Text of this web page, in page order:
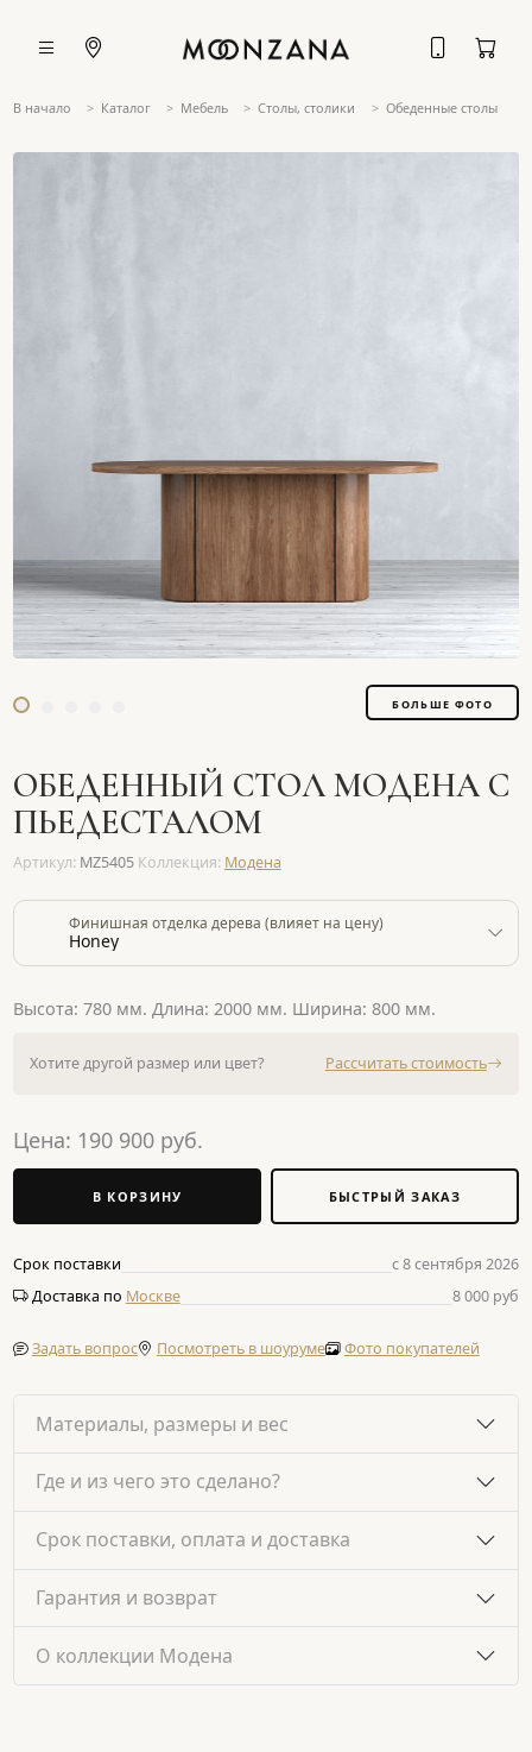
В начало Каталог Мебель Столы, столики Обеденные столы
БОЛЬШЕ ФОТО
ОБЕДЕННЫЙ СТОЛ МОДЕНА С
ПЬЕДЕСТАЛОМ
Артикул: MZ5405 Коллекция: Модена
Финишная отделка дерева (влияет на цену)
Honey
Высота: 780 мм. Длина: 2000 мм. Ширина: 800 мм.
Хотите другой размер или цвет? Рассчитать стоимость
Цена: 190 900руб.
В КОРЗИНУ БЫСТРЫЙ ЗАКАЗ
Срок поставки
с 8 сентября 2026
Доставка по Москве 8 000 руб
Задать вопрос Посмотреть в шоуруме Фото покупателей
Материалы, размеры и вес
Где и из чего это сделано?
Срок поставки, оплата и доставка
Гарантия и возврат
О коллекции Модена